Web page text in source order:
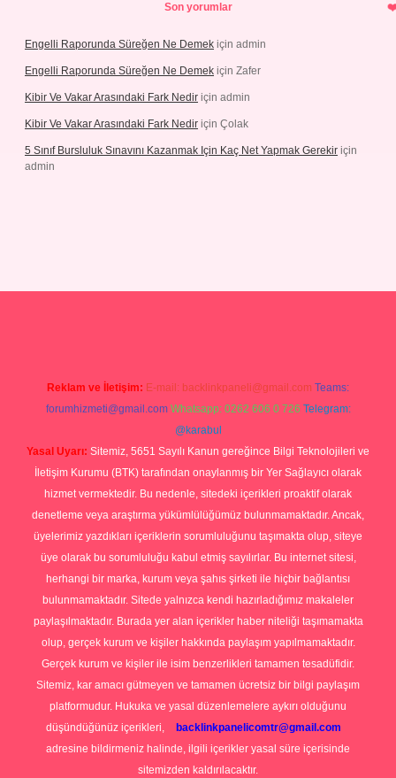
Son yorumlar
Engelli Raporunda Süreğen Ne Demek için admin
Engelli Raporunda Süreğen Ne Demek için Zafer
Kibir Ve Vakar Arasındaki Fark Nedir için admin
Kibir Ve Vakar Arasındaki Fark Nedir için Çolak
5 Sınıf Bursluluk Sınavını Kazanmak Için Kaç Net Yapmak Gerekir için
admin
Reklam ve İletişim: E-mail: backlinkpaneli@gmail.com Teams:
forumhizmeti@gmail.com Whatsapp: 0262 606 0 726 Telegram:
@karabul
Yasal Uyarı: Sitemiz, 5651 Sayılı Kanun gereğince Bilgi Teknolojileri ve
İletişim Kurumu (BTK) tarafından onaylanmış bir Yer Sağlayıcı olarak
hizmet vermektedir. Bu nedenle, sitedeki içerikleri proaktif olarak
denetleme veya araştırma yükümlülüğümüz bulunmamaktadır. Ancak,
üyelerimiz yazdıkları içeriklerin sorumluluğunu taşımakta olup, siteye
üye olarak bu sorumluluğu kabul etmiş sayılırlar. Bu internet sitesi,
herhangi bir marka, kurum veya şahıs şirketi ile hiçbir bağlantısı
bulunmamaktadır. Sitede yalnızca kendi hazırladığımız makaleler
paylaşılmaktadır. Burada yer alan içerikler haber niteliği taşımamakta
olup, gerçek kurum ve kişiler hakkında paylaşım yapılmamaktadır.
Gerçek kurum ve kişiler ile isim benzerlikleri tamamen tesadüfidir.
Sitemiz, kar amacı gütmeyen ve tamamen ücretsiz bir bilgi paylaşım
platformudur. Hukuka ve yasal düzenlemelere aykırı olduğunu
düşündüğünüz içerikleri,
backlinkpanelicomtr@gmail.com
adresine bildirmeniz halinde, ilgili içerikler yasal süre içerisinde
sitemizden kaldırılacaktır.